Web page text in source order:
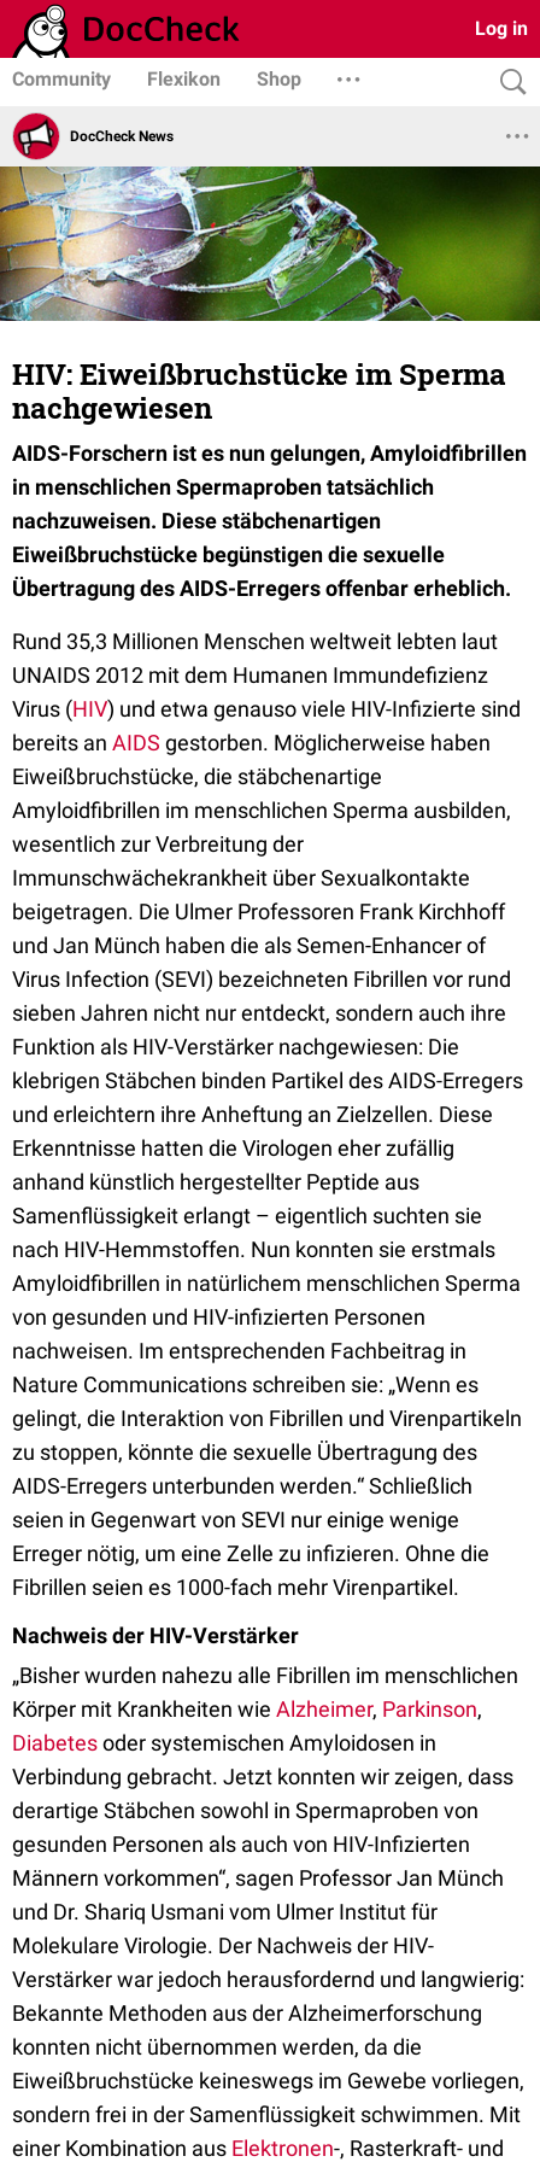
Log in
Community Flexikon Shop
DocCheck News
HIV: Eiweißbruchstücke im Sperma
nachgewiesen
AIDS-Forschern ist es nun gelungen, Amyloidfibrillen
in menschlichen Spermaproben tatsächlich
nachzuweisen. Diese stäbchenartigen
Eiweißbruchstücke begünstigen die sexuelle
Übertragung des AIDS-Erregers offenbar erheblich.
Rund 35,3 Millionen Menschen weltweit lebten laut
UNAIDS 2012 mit dem Humanen Immundefizienz
Virus (HIV) und etwa genauso viele HIV-Infizierte sind
bereits an AIDS gestorben. Möglicherweise haben
Eiweißbruchstücke, die stäbchenartige
Amyloidfibrillen im menschlichen Sperma ausbilden,
wesentlich zur Verbreitung der
Immunschwächekrankheit über Sexualkontakte
beigetragen. Die Ulmer Professoren Frank Kirchhoff
und Jan Münch haben die als Semen-Enhancer of
Virus Infection (SEVI) bezeichneten Fibrillen vor rund
sieben Jahren nicht nur entdeckt, sondern auch ihre
Funktion als HIV-Verstärker nachgewiesen: Die
klebrigen Stäbchen binden Partikel des AIDS-Erregers
und erleichtern ihre Anheftung an Zielzellen. Diese
Erkenntnisse hatten die Virologen eher zufällig
anhand künstlich hergestellter Peptide aus
Samenflüssigkeit erlangt – eigentlich suchten sie
nach HIV-Hemmstoffen. Nun konnten sie erstmals
Amyloidfibrillen in natürlichem menschlichen Sperma
von gesunden und HIV-infizierten Personen
nachweisen. Im entsprechenden Fachbeitrag in
Nature Communications schreiben sie: „Wenn es
gelingt, die Interaktion von Fibrillen und Virenpartikeln
zu stoppen, könnte die sexuelle Übertragung des
AIDS-Erregers unterbunden werden.“ Schließlich
seien in Gegenwart von SEVI nur einige wenige
Erreger nötig, um eine Zelle zu infizieren. Ohne die
Fibrillen seien es 1000-fach mehr Virenpartikel.
Nachweis der HIV-Verstärker
„Bisher wurden nahezu alle Fibrillen im menschlichen
Körper mit Krankheiten wie Alzheimer, Parkinson,
Diabetesoder systemischen Amyloidosen in
Verbindung gebracht. Jetzt konnten wir zeigen, dass
derartige Stäbchen sowohl in Spermaproben von
gesunden Personen als auch von HIV-Infizierten
Männern vorkommen“, sagen Professor Jan Münch
und Dr. Shariq Usmani vom Ulmer Institut für
Molekulare Virologie. Der Nachweis der HIV-
Verstärker war jedoch herausfordernd und langwierig:
Bekannte Methoden aus der Alzheimerforschung
konnten nicht übernommen werden, da die
Eiweißbruchstücke keineswegs im Gewebe vorliegen,
sondern frei in der Samenflüssigkeit schwimmen. Mit
einer Kombination aus Elektronen-, Rasterkraft- und